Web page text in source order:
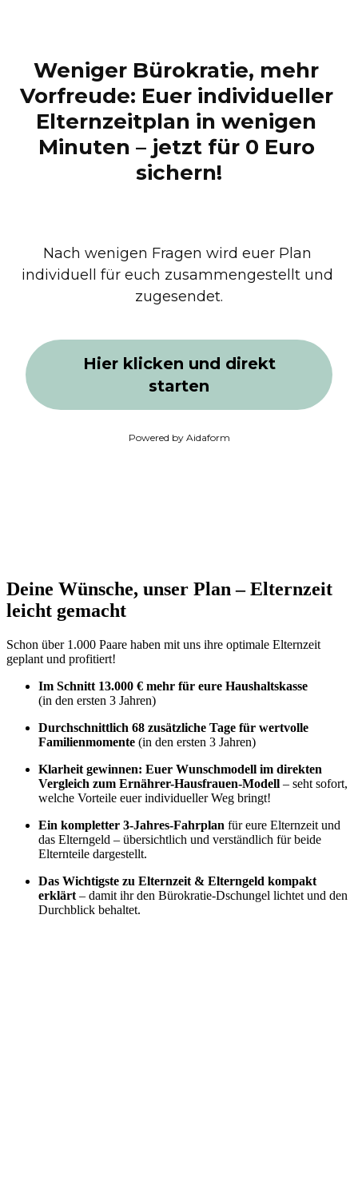
Deine Wünsche, unser Plan – Elternzeit
leicht gemacht
Schon über 1.000 Paare haben mit uns ihre optimale Elternzeit
geplant und profitiert!
Im Schnitt 13.000 € mehr für eure Haushaltskasse
(in den ersten 3 Jahren)
Durchschnittlich 68 zusätzliche Tage für wertvolle
Familienmomente (in den ersten 3 Jahren)
Klarheit gewinnen: Euer Wunschmodell im direkten
Vergleich zum Ernährer-Hausfrauen-Modell – seht sofort,
welche Vorteile euer individueller Weg bringt!
Ein kompletter 3-Jahres-Fahrplan für eure Elternzeit und
das Elterngeld – übersichtlich und verständlich für beide
Elternteile dargestellt.
Das Wichtigste zu Elternzeit & Elterngeld kompakt
erklärt – damit ihr den Bürokratie-Dschungel lichtet und den
Durchblick behaltet.